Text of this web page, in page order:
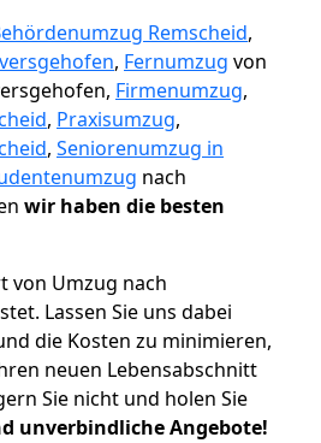
Remscheid,
, Fernumzug von
Firmenumzug,
, Praxisumzug,
, Seniorenumzug in
nach
wir haben die besten
von Umzug nach
Lassen Sie uns dabei
die Kosten zu minimieren,
neuen Lebensabschnitt
Sie nicht und holen Sie
unverbindliche Angebote!